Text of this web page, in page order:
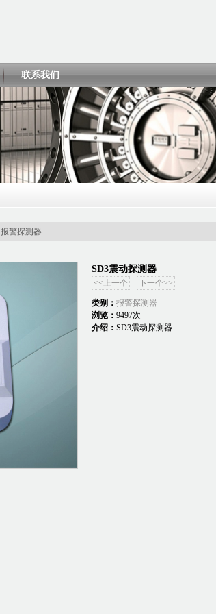
联系我们
报警探测器
SD3震动探测器
<<上一个 下一个>>
类别： 报警探测器
浏览： 9497次
介绍： SD3震动探测器